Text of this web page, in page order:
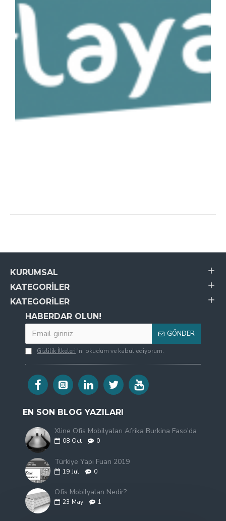
KURUMSAL
KATEGORILER
KATEGORILER
HABERDAR OLUN!
GÖNDER
Gizlilik İlkeleri 'ni okudum ve kabul ediyorum.
EN SON BLOG YAZILARI
Xline Ofis Mobilyaları Afrika Burkina Faso'da
08 Oct 0
Türkiye Yapı Fuarı 2019
19 Jul 0
Ofis Mobilyaları Nedir?
23 May 1